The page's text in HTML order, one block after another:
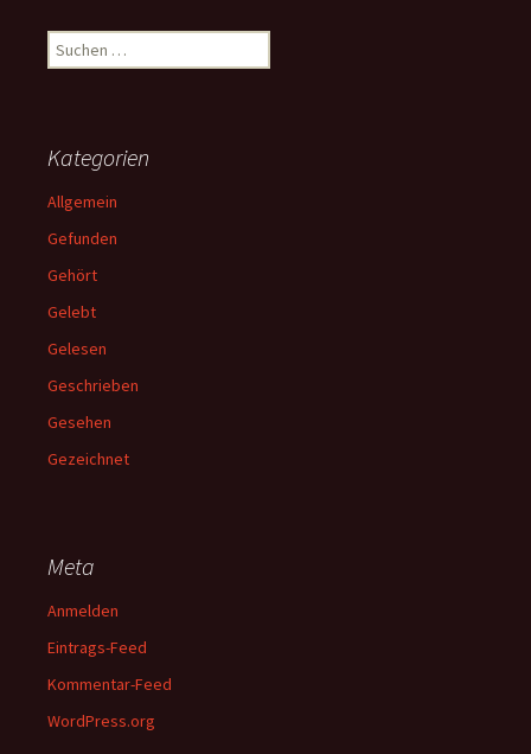
Suchen
nach:
Kategorien
Allgemein
Gefunden
Gehört
Gelebt
Gelesen
Geschrieben
Gesehen
Gezeichnet
Meta
Anmelden
Eintrags-Feed
Kommentar-Feed
WordPress.org